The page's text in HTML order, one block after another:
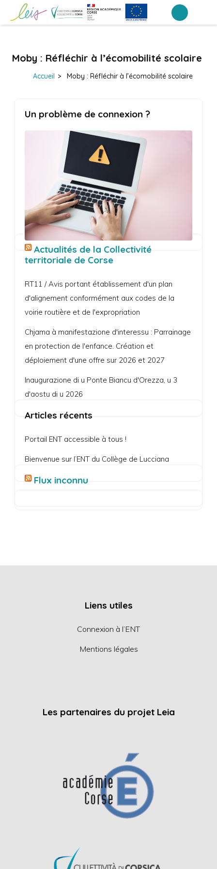
Entrée)
Moby : Réfléchir à l’écomobilité scolaire
Accueil > Moby : Réfléchir à l’écomobilité scolaire
Un problème de connexion ?
Actualités de la Collectivité
territoriale de Corse
RT11 / Avis portant établissement d'un plan
d'alignement conformément aux codes de la
voirie routière et de l'expropriation
Chjama à manifestazione d'interessu : Parrainage
en protection de l'enfance. Création et
déploiement d'une offre sur 2026 et 2027
Inaugurazione di u Ponte Biancu d'Orezza, u 3
d'aostu di u 2026
Articles récents
Portail ENT accessible à tous !
Bienvenue sur l’ENT du Collège de Lucciana
Flux inconnu
Liens utiles
Connexion à l’ENT
Mentions légales
Les partenaires du projet Leia